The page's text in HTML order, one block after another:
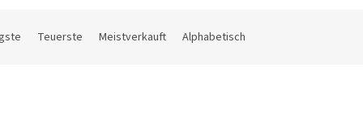
Teuerste Meistverkauft Alphabetisch